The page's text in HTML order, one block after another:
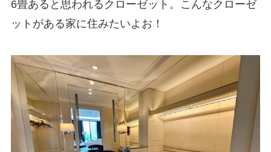
6畳あると思われるクローゼット。こんなクローゼ
ットがある家に住みたいよお！